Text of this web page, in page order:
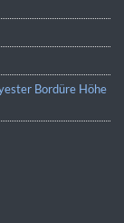
Bordüre Höhe